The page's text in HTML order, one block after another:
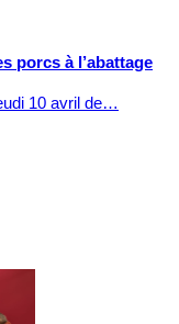
porcs à l’abattage
10 avril de…